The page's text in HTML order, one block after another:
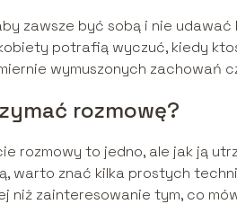
zawsze być sobą i nie
potrafią wyczuć, kiedy
wymuszonych zachowań
rozmowę?
rozmowy to jedno, ale jak ją
warto znać kilka prostych
niż zainteresowanie tym, co